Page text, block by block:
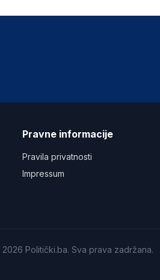
Pravne informacije
Pravila privatnosti
Impressum
2026 Politički.ba. Sva prava zadržana.